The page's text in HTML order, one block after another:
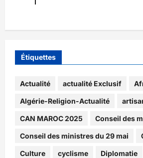
Étiquettes
Actualité actualité Exclusif
Algérie-Religion-Actualité
CAN MAROC 2025 Conseil des
Conseil des ministres du 29 mai
Culture cyclisme Diplomatie